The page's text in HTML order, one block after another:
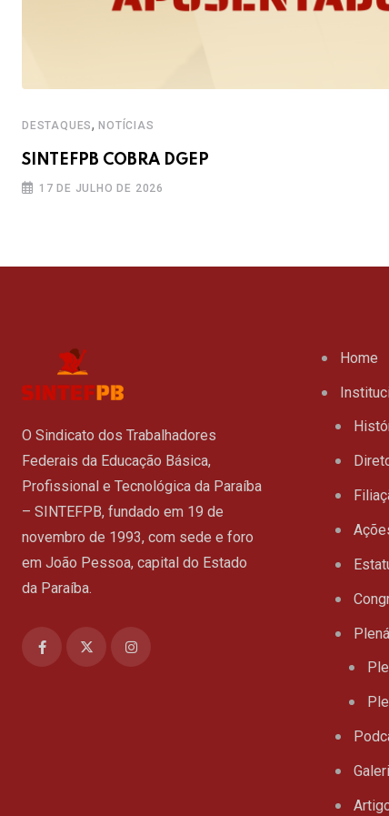
DESTAQUES,NOTÍCIAS
SINTEFPB COBRA DGEP
17 DE JULHO DE 2026
O Sindicato dos Trabalhadores
Federais da Educação Básica,
Profissional e Tecnológica da Paraíba
– SINTEFPB, fundado em 19 de
novembro de 1993, com sede e foro
em João Pessoa, capital do Estado
da Paraíba.
Home